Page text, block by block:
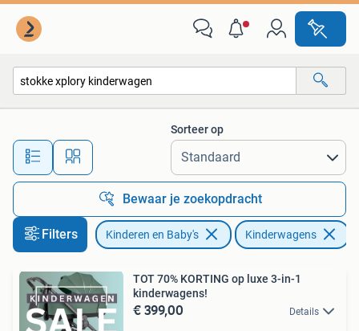
Alle afstanden…
Sorteer op
Bewaar je zoekopdracht
Filters Kinderen en Baby's Kinderwagens
TOT 70% KORTING op luxe 3-in-1
kinderwagens!
€ 399,00 Details